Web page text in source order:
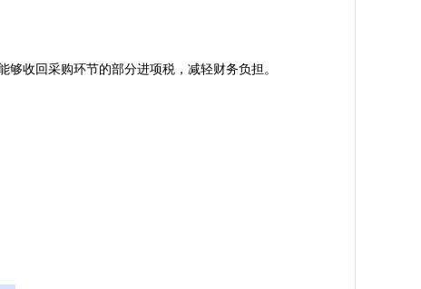
够收回采购环节的部分进项税，减轻财务负担。